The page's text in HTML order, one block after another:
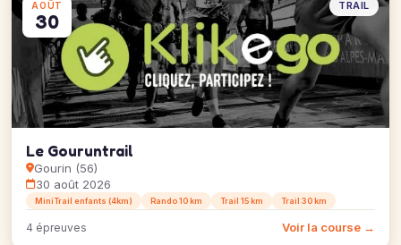
AOÛT
30
TRAIL
Le Gouruntrail
Gourin (56)
30 août 2026
MiniTrail enfants (4km) Rando 10 km Trail 15 km Trail 30 km
4 épreuves Voir la course →